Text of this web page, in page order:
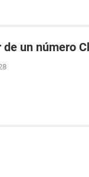
un número